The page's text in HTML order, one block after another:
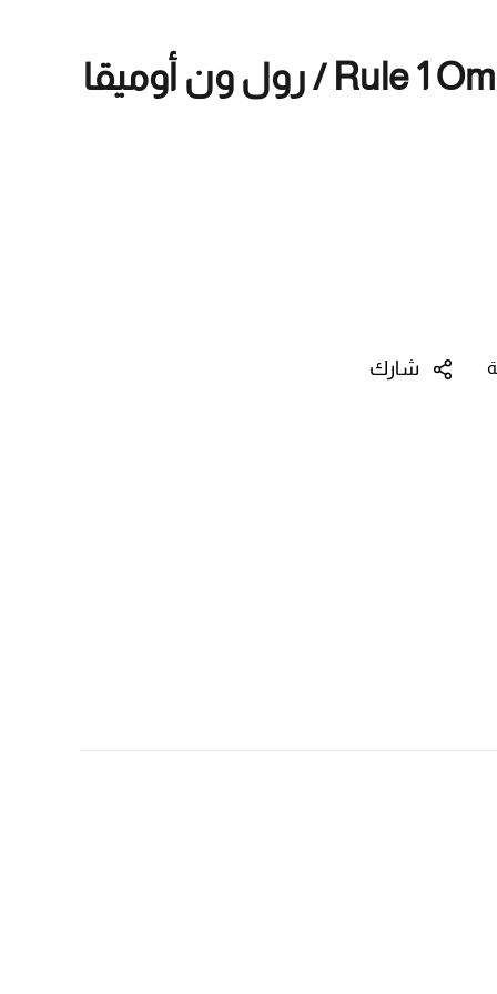
Rule 1 Omega 1 Fish Oil / رول ون أوميقا
شارك